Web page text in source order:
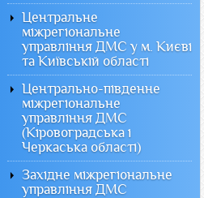
Центральне
міжрегіональне
управління ДМС у м. Києві
та Київській області
Центрально-південне
міжрегіональне
управління ДМС
(Кіровоградська і
Черкаська області)
Західне міжрегіональне
управління ДМС